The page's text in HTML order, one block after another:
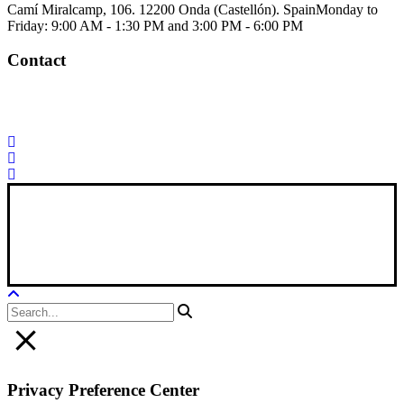
Camí Miralcamp, 106. 12200 Onda (Castellón). SpainMonday to
Friday: 9:00 AM - 1:30 PM and 3:00 PM - 6:00 PM
Contact
Privacy Preference Center